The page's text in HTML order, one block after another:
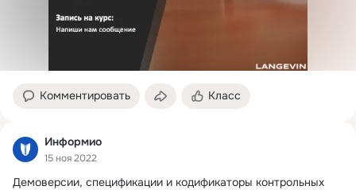
Комментировать Класс
Информио
15 ноя 2022
Демоверсии, спецификации и кодификаторы контрольных